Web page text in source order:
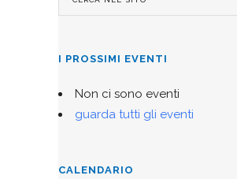
I PROSSIMI EVENTI
Non ci sono eventi
guarda tutti gli eventi
CALENDARIO